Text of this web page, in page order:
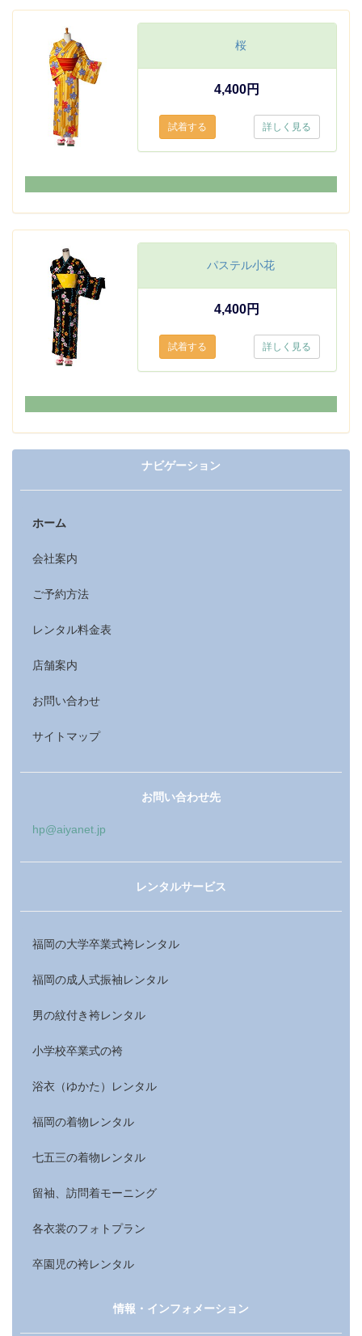
桜
4,400円
詳しく見る
パステル小花
4,400円
詳しく見る
ナビゲーション
ホーム
会社案内
ご予約方法
レンタル料金表
店舗案内
お問い合わせ
サイトマップ
お問い合わせ先
hp@aiyanet.jp
レンタルサービス
福岡の大学卒業式袴レンタル
福岡の成人式振袖レンタル
男の紋付き袴レンタル
小学校卒業式の袴
浴衣（ゆかた）レンタル
福岡の着物レンタル
七五三の着物レンタル
留袖、訪問着モーニング
各衣裳のフォトプラン
卒園児の袴レンタル
情報・インフォメーション